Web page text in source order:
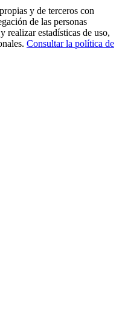
y de terceros con
de las personas
realizar estadísticas de uso,
Consultar la política de